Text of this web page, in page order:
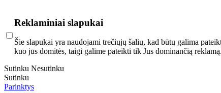
Reklaminiai slapukai
Šie slapukai yra naudojami trečiųjų šalių, kad būtų galima
kuo jūs domitės, taigi galime pateikti tik Jus dominančią
Sutinku Nesutinku
Sutinku
Parinktys